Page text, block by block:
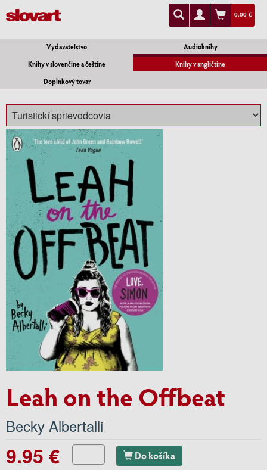
0.00 €
Vydavateľstvo
Audioknihy
Knihy v slovenčine a češtine
Knihy v angličtine
Doplnkový tovar
Leah on the Offbeat
Becky Albertalli
9.95 € Do košíka